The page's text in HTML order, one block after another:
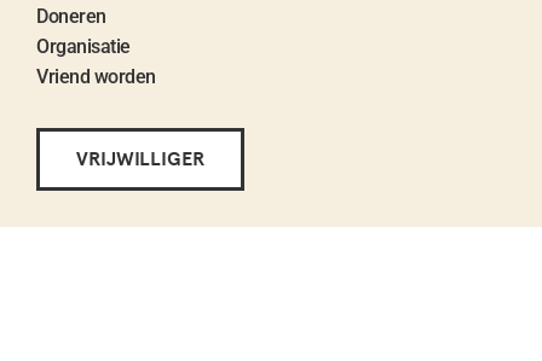
Doneren
Organisatie
Vriend worden
VRIJWILLIGER